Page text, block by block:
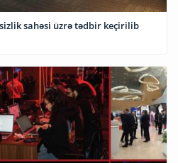
sahəsi üzrə tədbir keçirilib